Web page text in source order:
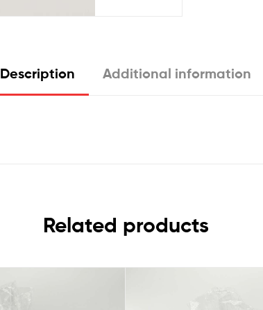
Description Additional information
Related products